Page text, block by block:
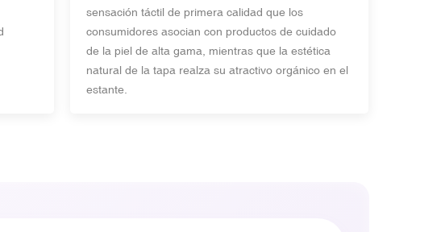
sensación táctil de primera calidad que los
consumidores asocian con productos de cuidado
de la piel de alta gama, mientras que la estética
natural de la tapa realza su atractivo orgánico en el
estante.